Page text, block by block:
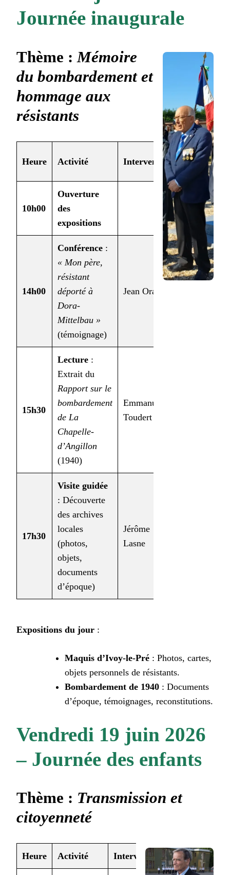
Journée inaugurale
Thème : Mémoire
du bombardement et
hommage aux
résistants
Heure Activité Intervenant
Public
cible
10h00
Ouverture
des
expositions
14h00
Conférence :
« Mon père,
résistant
déporté à
Dora-
Mittelbau »
(témoignage)
Jean Orange
15h30
Lecture :
Extrait du
Rapport sur le
bombardement
de La
Chapelle-
d’Angillon
(1940)
Emmanuelle
Toudert
17h30
Visite guidée
: Découverte
des archives
locales
(photos,
objets,
documents
d’époque)
Jérôme
Lasne
Expositions du jour :
Maquis d’Ivoy-le-Pré : Photos, cartes,
objets personnels de résistants.
Bombardement de 1940 : Documents
d’époque, témoignages, reconstitutions.
Vendredi 19 juin 2026
– Journée des enfants
Thème : Transmission et
citoyenneté
Heure Activité Intervenant Public cible